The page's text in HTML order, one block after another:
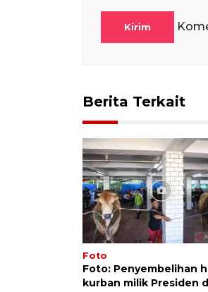
Kirim
Berita Terkait
Foto
Foto: Penyembelihan
kurban milik Presiden